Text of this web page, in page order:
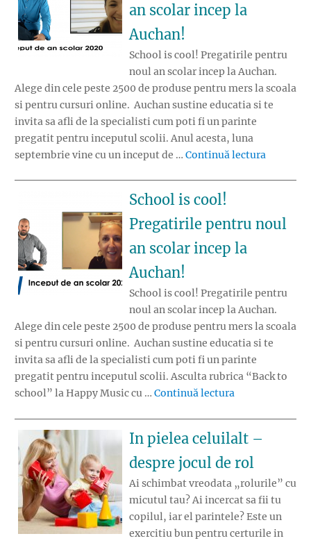
an scolar incep la
Auchan!
School is cool! Pregatirile pentru
noul an scolar incep la Auchan.
Alege din cele peste 2500 de produse pentru mers la scoala
si pentru cursuri online. Auchan sustine educatia si te
invita sa afli de la specialisti cum poti fi un parinte
pregatit pentru inceputul scolii. Anul acesta, luna
septembrie vine cu un inceput de … Continuă lectura
School is cool!
Pregatirile pentru noul
an scolar incep la
Auchan!
School is cool! Pregatirile pentru
noul an scolar incep la Auchan.
Alege din cele peste 2500 de produse pentru mers la scoala
si pentru cursuri online. Auchan sustine educatia si te
invita sa afli de la specialisti cum poti fi un parinte
pregatit pentru inceputul scolii. Asculta rubrica “Back to
school” la Happy Music cu … Continuă lectura
In pielea celuilalt –
despre jocul de rol
Ai schimbat vreodata „rolurile” cu
micutul tau? Ai incercat sa fii tu
copilul, iar el parintele? Este un
exercitiu bun pentru certurile in